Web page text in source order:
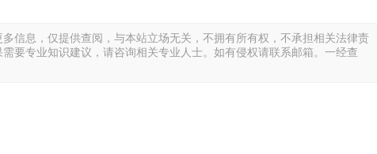
信息，仅提供查阅，与本站立场无关，不拥有所有权，不承担相关法律责
要专业知识建议，请咨询相关专业人士。如有侵权请联系邮箱。一经查